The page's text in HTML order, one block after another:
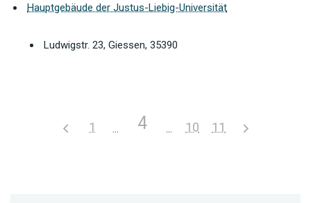
Hauptgebäude der Justus-Liebig-Universität
Ludwigstr. 23, Giessen, 35390
1 4 10 11